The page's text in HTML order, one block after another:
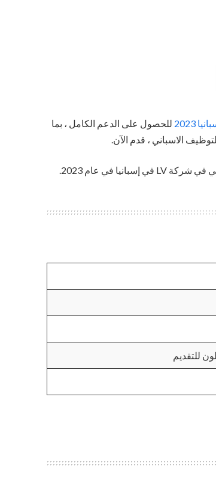
2023
للحصول على الدعم الكامل ، بما
الاسباني ، قدم الآن.
تعتبر هذه الفرصة ، الفريدة لمنصة تعلم الجانب المشرق، أفضل عقد عمل موسمي في شركة LV في إسبانيا في عام 2023.
للتقديم